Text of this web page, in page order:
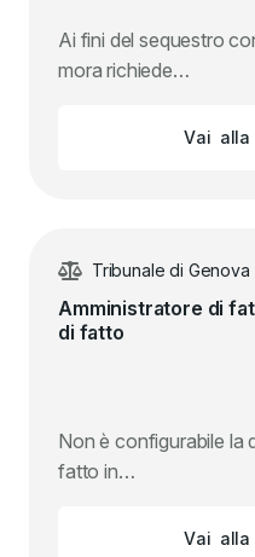
Ai fini del sequestro
mora richiede…
Vai alla
Tribunale di Genova
Amministratore di
di fatto
Non è configurabile la
fatto in…
Vai alla